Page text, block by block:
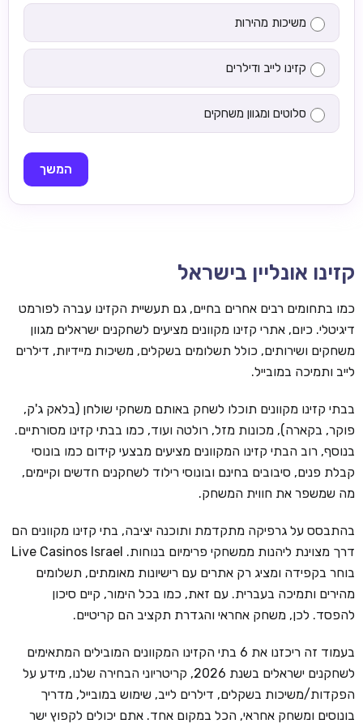
משיכות מהירות
קזינו לייב ודילרים
סלוטים ומגוון משחקים
המשך
קזינו אונליין בישראל
כמו בתחומים רבים אחרים בחיים, גם תעשיית הקזינו עברה לפורמט
דיגיטלי. כיום, אתרי קזינו מקוונים מציעים לשחקנים ישראלים מגוון
משחקים ושירותים, כולל תשלומים בשקלים, משיכות מיידיות, דילרים
לייב ותמיכה במובייל.
בבתי קזינו מקוונים תוכלו לשחק באותם משחקי שולחן (בלאק ג'ק,
פוקר, בקארה), מכונות מזל, רולטה ועוד, כמו בבתי קזינו מסורתיים.
בנוסף, רוב הבתי קזינו המקוונים מציעים מבצעי קידום כמו בונוסי
קבלת פנים, סיבובים בחינם ובונוסי רילוד לשחקנים חדשים וקיימים,
מה שמשפר את חווית המשחק.
בהתבסס על גרפיקה מתקדמת ותוכנה יציבה, בתי קזינו מקוונים הם
דרך מצוינת ליהנות ממשחקי פרימיום בנוחות. Live Casinos Israel
בוחר בקפידה ומציג רק אתרים עם רישיונות מאומתים, תשלומים
מהירים ותמיכה בעברית. עם זאת, כמו בכל הימור, קיים סיכון
להפסד. לכן, משחק אחראי והגדרת תקציב הם קריטיים.
בעמוד זה ריכזנו את 6 בתי הקזינו המקוונים המובילים המתאימים
לשחקנים ישראלים בשנת 2026, קריטריוני הבחירה שלנו, מידע על
הפקדות/משיכות בשקלים, דילרים לייב, שימוש במובייל, מדריך
בונוסים ומשחק אחראי, הכל במקום אחד. אתם יכולים לקפוץ ישר